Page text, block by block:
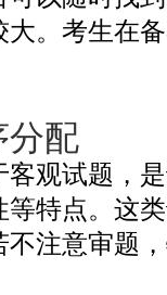
。考生在
分配
试题，是
特点。这
注意审题